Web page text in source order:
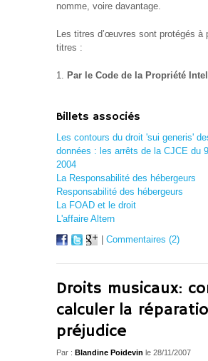
nomme, voire davantage.
Les titres d’œuvres sont protégés à
titres :
Par le Code de la Propriété
Billets associés
Les contours du droit 'sui generis'
données : les arrêts de la CJCE du
2004
La Responsabilité des hébergeurs
Responsabilité des hébergeurs
La FOAD et le droit
L'affaire Altern
Commentaires (2)
Droits musicaux:
calculer la
préjudice
Par : Blandine Poidevin le 28/11/2007